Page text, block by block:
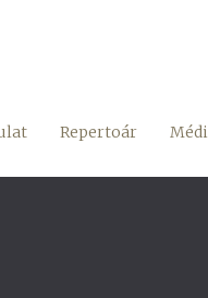
Repertoár